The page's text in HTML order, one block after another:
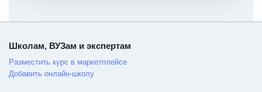
Школам, ВУЗам и экспертам
Разместить курс в маркетплейсе
Добавить онлайн-школу